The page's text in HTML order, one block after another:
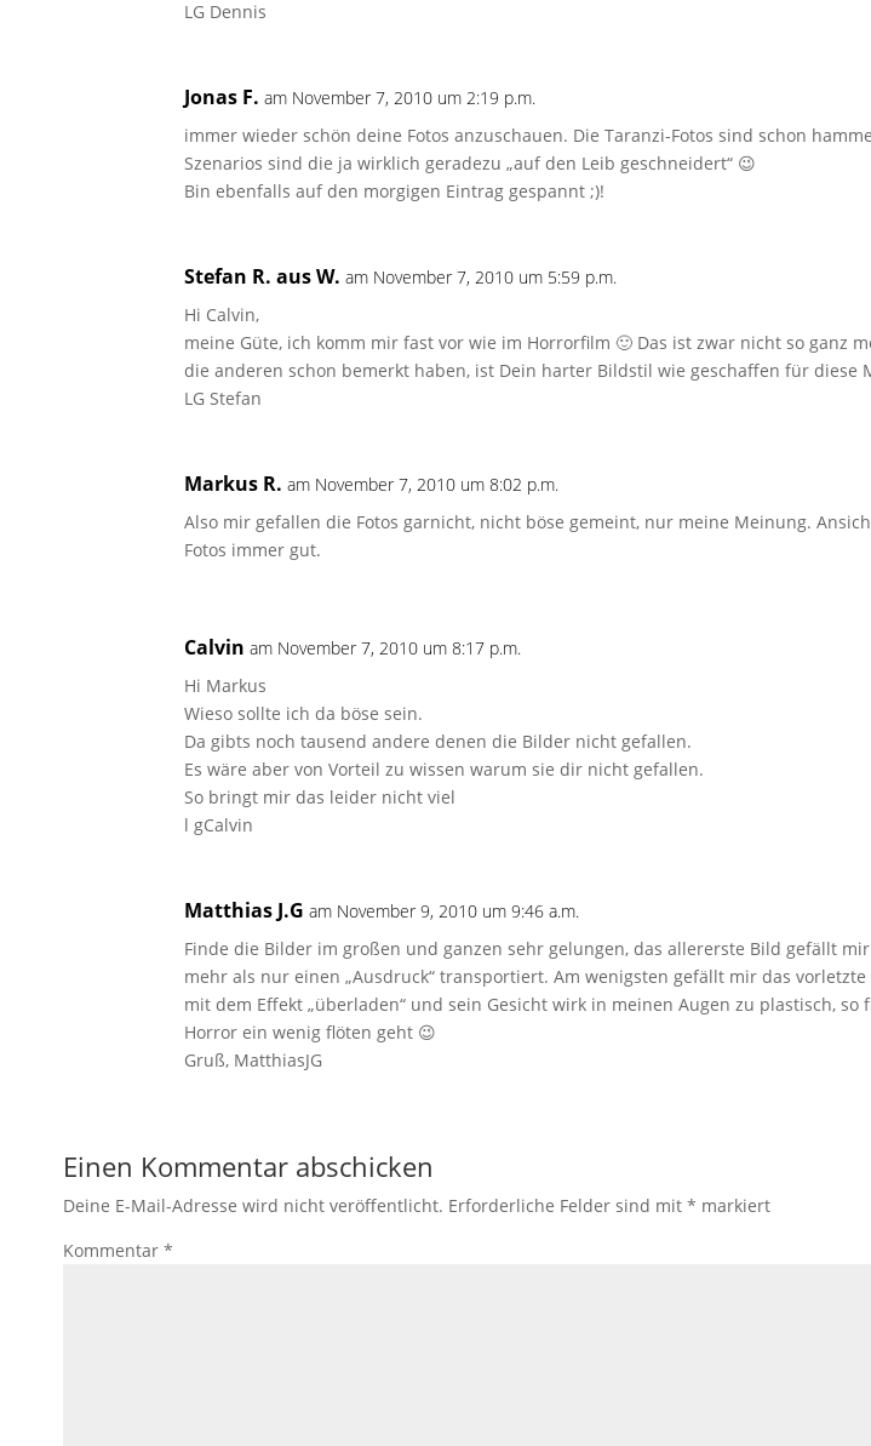
LG Dennis
Jonas F. am November 7, 2010 um 2:19 p.m.
immer wieder schön deine Fotos anzuschauen. Die Taranzi-Fotos sind schon
Szenarios sind die ja wirklich geradezu „auf den Leib geschneidert“ 😉
Bin ebenfalls auf den morgigen Eintrag gespannt ;)!
Stefan R. aus W. am November 7, 2010 um 5:59 p.m.
Hi Calvin,
meine Güte, ich komm mir fast vor wie im Horrorfilm 🙂 Das ist zwar nicht so ganz
die anderen schon bemerkt haben, ist Dein harter Bildstil wie geschaffen für diese
LG Stefan
Markus R. am November 7, 2010 um 8:02 p.m.
Also mir gefallen die Fotos garnicht, nicht böse gemeint, nur meine Meinung.
Fotos immer gut.
Calvin am November 7, 2010 um 8:17 p.m.
Hi Markus
Wieso sollte ich da böse sein.
Da gibts noch tausend andere denen die Bilder nicht gefallen.
Es wäre aber von Vorteil zu wissen warum sie dir nicht gefallen.
So bringt mir das leider nicht viel
l gCalvin
Matthias J.G am November 9, 2010 um 9:46 a.m.
Finde die Bilder im großen und ganzen sehr gelungen, das allererste Bild gefällt
mehr als nur einen „Ausdruck“ transportiert. Am wenigsten gefällt mir das
mit dem Effekt „überladen“ und sein Gesicht wirk in meinen Augen zu plastisch, so
Horror ein wenig flöten geht 😉
Gruß, MatthiasJG
Einen Kommentar abschicken
Deine E-Mail-Adresse wird nicht veröffentlicht. Erforderliche Felder sind mit * markiert
Kommentar *